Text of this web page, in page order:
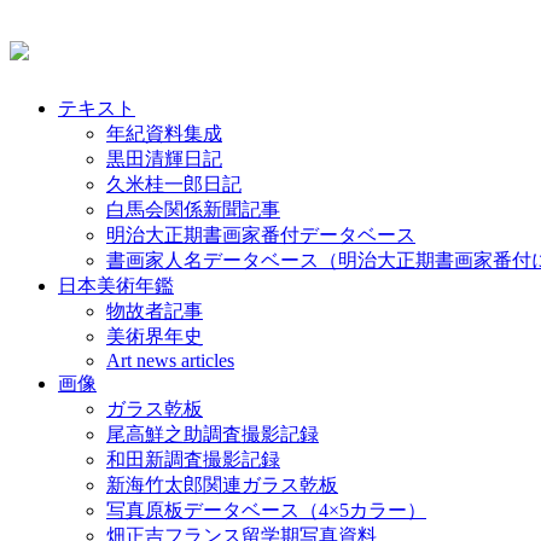
テキスト
年紀資料集成
黒田清輝日記
久米桂一郎日記
白馬会関係新聞記事
明治大正期書画家番付データベース
書画家人名データベース（明治大正期書画家番付
日本美術年鑑
物故者記事
美術界年史
Art news articles
画像
ガラス乾板
尾高鮮之助調査撮影記録
和田新調査撮影記録
新海竹太郎関連ガラス乾板
写真原板データベース（4×5カラー）
畑正吉フランス留学期写真資料